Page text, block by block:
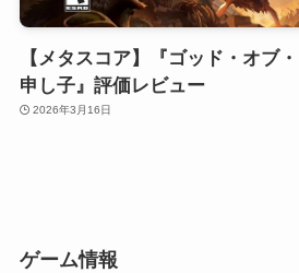
【メタスコア】『ゴッド・オブ
申し子』評価レビュー
2026年3月16日
ゲーム情報